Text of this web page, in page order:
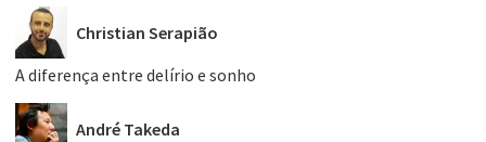
Christian Serapião
A diferença entre delírio e sonho
André Takeda